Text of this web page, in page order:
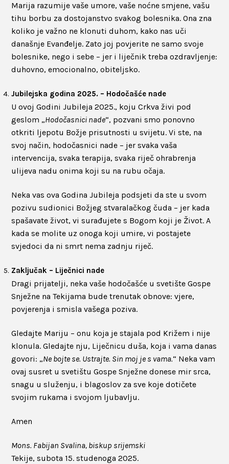
Marija razumije vaše umore, vaše noćne smjene, vašu
tihu borbu za dostojanstvo svakog bolesnika. Ona zna
koliko je važno ne klonuti duhom, kako nas uči
današnje Evanđelje. Zato joj povjerite ne samo svoje
bolesnike, nego i sebe – jer i liječnik treba ozdravljenje:
duhovno, emocionalno, obiteljsko.
Jubilejska godina 2025. – Hodočašće nade
U ovoj Godini Jubileja 2025., koju Crkva živi pod
geslom „Hodočasnici nade“, pozvani smo ponovno
otkriti ljepotu Božje prisutnosti u svijetu. Vi ste, na
svoj način, hodočasnici nade – jer svaka vaša
intervencija, svaka terapija, svaka riječ ohrabrenja
ulijeva nadu onima koji su na rubu očaja.
Neka vas ova Godina Jubileja podsjeti da ste u svom
pozivu sudionici Božjeg stvaralačkog čuda – jer kada
spašavate život, vi surađujete s Bogom koji je Život. A
kada se molite uz onoga koji umire, vi postajete
svjedoci da ni smrt nema zadnju riječ.
Zaključak – Liječnici nade
Dragi prijatelji, neka vaše hodočašće u svetište Gospe
Snježne na Tekijama bude trenutak obnove: vjere,
povjerenja i smisla vašega poziva.
Gledajte Mariju – onu koja je stajala pod Križem i nije
klonula. Gledajte nju, Liječnicu duša, koja i vama danas
govori: „Ne bojte se. Ustrajte. Sin moj je s vama.“ Neka vam
ovaj susret u svetištu Gospe Snježne donese mir srca,
snagu u služenju, i blagoslov za sve koje dotičete
svojim rukama i svojom ljubavlju.
Amen
Mons. Fabijan Svalina, biskup srijemski
Tekije, subota 15. studenoga 2025.